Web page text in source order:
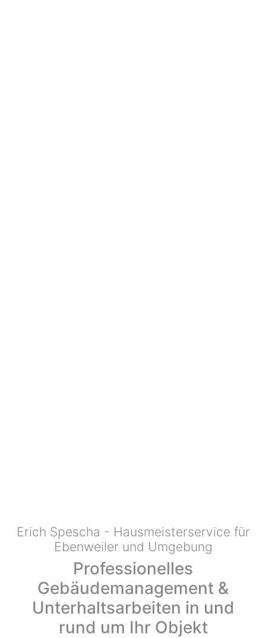
Erich Spescha - Hausmeisterservice für
Ebenweiler und Umgebung
Professionelles
Gebäudemanagement &
Unterhaltsarbeiten in und
rund um Ihr Objekt